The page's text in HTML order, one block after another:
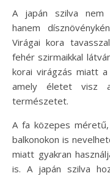
A japán szilva nem
hanem
Virágai kora
fehér szirmaikkal
korai virágzás miatt
amely életet visz
természetet.
A fa közepes
balkonokon is
miatt gyakran
is. A japán szilva